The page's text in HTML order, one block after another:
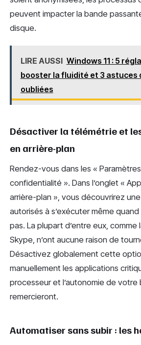
peuvent impacter la bande
disque.
LIRE AUSSI Windows 11 : 5
booster la fluidité et 3
oubliées
Désactiver la télémétrie et
en arrière-plan
Rendez-vous dans les «
confidentialité ». Dans l’onglet «
arrière-plan », vous découvrirez
autorisés à s’exécuter même
pas. La plupart d’entre eux, comme
Skype, n’ont aucune raison de
Désactivez globalement cette
manuellement les applications
processeur et l’autonomie de votre
remercieront.
Automatiser sans subir : les